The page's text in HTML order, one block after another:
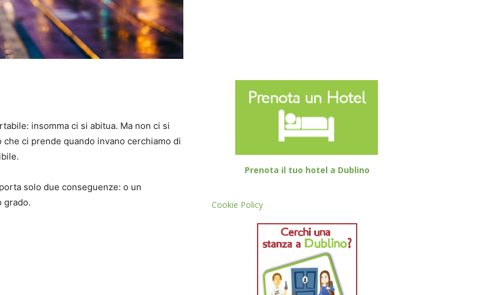
insomma ci si abitua. Ma non ci si
che ci prende quando invano cerchiamo di
solo due conseguenze: o un
grado.
Prenota il tuo hotel a Dublino
Cookie Policy